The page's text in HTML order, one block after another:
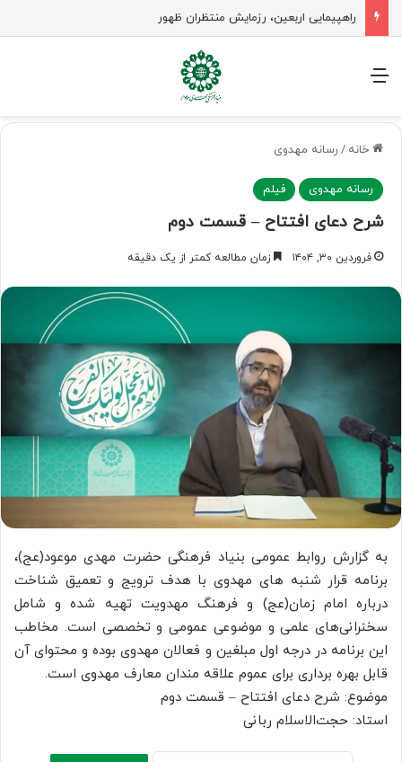
راهپیمایی اربعین، رزمایش منتظران ظهور
منو
خانه / رسانه مهدوی
رسانه مهدوی فیلم
شرح دعای افتتاح – قسمت دوم
فروردین ۳۰, ۱۴۰۴ زمان مطالعه کمتر از یک دقیقه
به گزارش روابط عمومی بنیاد فرهنگی حضرت مهدی موعود(عج)،
برنامه قرار شنبه های مهدوی با هدف ترویج و تعمیق شناخت
درباره امام زمان(عج) و فرهنگ مهدویت تهیه شده و شامل
سخنرانی‌های علمی و موضوعی عمومی و تخصصی است. مخاطب
این برنامه در درجه اول مبلغین و فعالان مهدوی بوده و محتوای آن
قابل بهره برداری برای عموم علاقه مندان معارف مهدوی است.
موضوع: شرح دعای افتتاح – قسمت دوم
استاد: حجت‌الاسلام ربانی